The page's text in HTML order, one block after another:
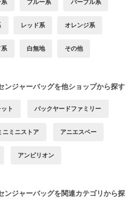
系 ブルー系 パープル系
レッド系 オレンジ系
系 白無地 その他
ンジャーバッグを他ショップから探す
ト バックヤードファミリー
ニミニストア アニエスベー
アンビリオン
ンジャーバッグを関連カテゴリから探